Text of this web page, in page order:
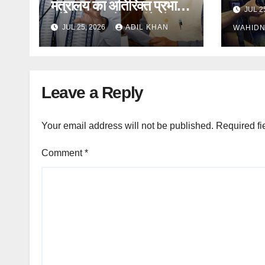
मंत्रालय का अतिरिक्त प्रभार,
धर्मेंद्र प्रधान के इस्तीफे के बाद
फैसला
JUL 25, 2026 ADIL KHAN
करने
JUL
Leave a Reply
Your email address will not be published. Required
Comment*